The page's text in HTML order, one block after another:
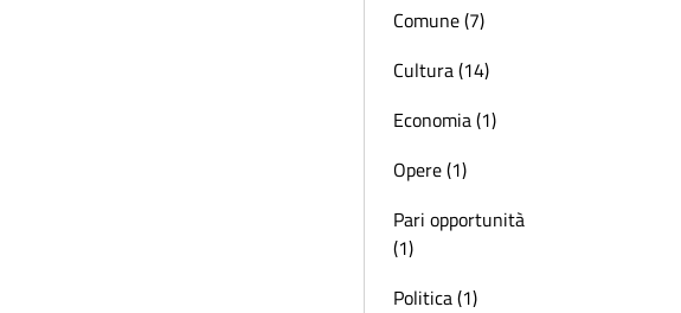
Comune (7)
Cultura (14)
Economia (1)
Opere (1)
Pari opportunità
(1)
Politica (1)